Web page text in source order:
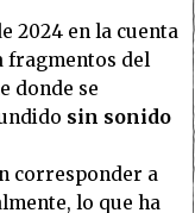
2024 en la cuenta
fragmentos del
donde se
sin sonido
corresponder a
lo que ha